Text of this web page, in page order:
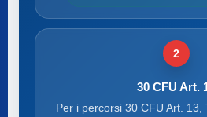
2
30 CFU Art.
Per i percorsi 30 CFU Art. 13,